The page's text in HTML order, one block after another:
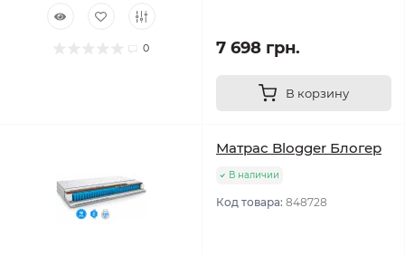
0 7 698 грн.
В корзину
Матрас Blogger Блогер
В наличии
Код товара: 848728